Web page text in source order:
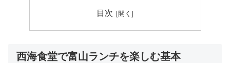
目次
西海食堂で富山ランチを楽しむ基本